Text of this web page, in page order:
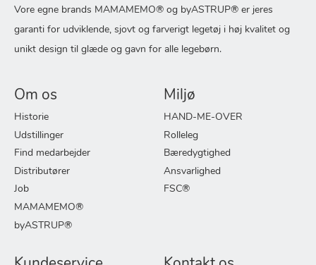
Vore egne brands MAMAMEMO® og byASTRUP® er jeres
garanti for udviklende, sjovt og farverigt legetøj i høj kvalitet og
unikt design til glæde og gavn for alle legebørn.
Om os
Historie
Udstillinger
Find medarbejder
Distributører
Job
MAMAMEMO®
byASTRUP®
Miljø
HAND-ME-OVER
Rolleleg
Bæredygtighed
Ansvarlighed
FSC®